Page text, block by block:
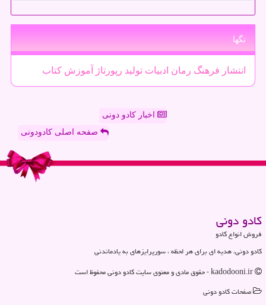
تگها
انتشار فرهنگ رمان ادبیات تولید رپورتاژ آموزش كتاب
اخبار کادو دونی
صفحه اصلی کادودونی
كادو دونی
فروش انواع کادو
کادو دونی، هدیه ای برای هر لحظه ، سورپرایزهای به یادماندنی
صفحات كادو دونی